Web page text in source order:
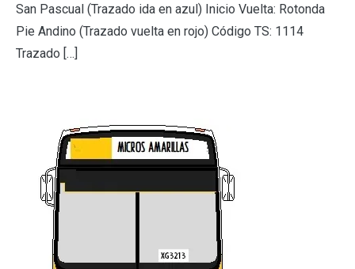
San Pascual (Trazado ida en azul) Inicio Vuelta: Rotonda
Pie Andino (Trazado vuelta en rojo) Código TS: 1114
Trazado […]